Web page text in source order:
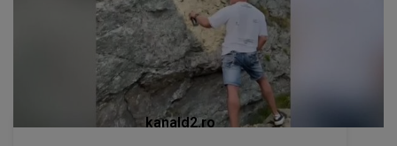
kanald2.ro